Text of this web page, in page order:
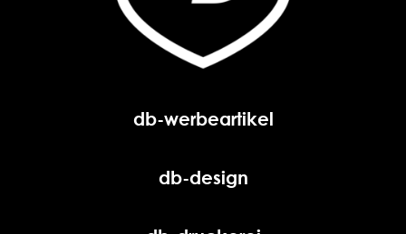
db-werbeartikel
db-design